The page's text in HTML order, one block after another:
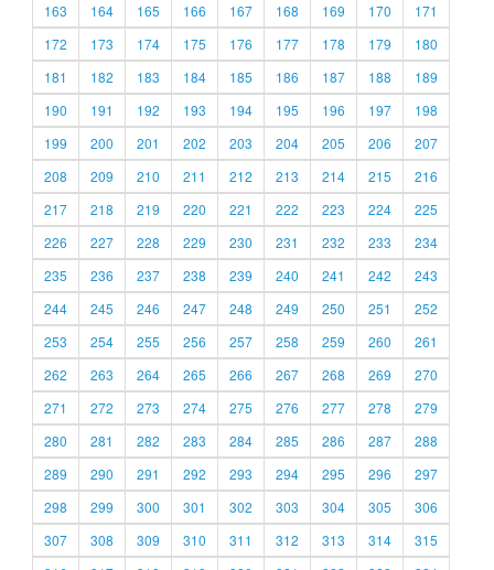
163
164 165 166 167 168 169 170
171
172
173 174 175 176 177 178 179
180
181
182 183 184 185 186 187 188
189
190
191 192 193 194 195 196 197
198
199
200 201 202 203 204 205 206
207
208
209 210 211 212 213 214 215
216
217
218 219 220 221 222 223 224
225
226
227 228 229 230 231 232 233
234
235
236 237 238 239 240 241 242
243
244
245 246 247 248 249 250 251
252
253
254 255 256 257 258 259 260
261
262
263 264 265 266 267 268 269
270
271
272 273 274 275 276 277 278
279
280
281 282 283 284 285 286 287
288
289
290 291 292 293 294 295 296
297
298
299 300 301 302 303 304 305
306
307
308 309 310 311 312 313 314
315